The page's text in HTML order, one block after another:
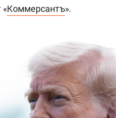
«Коммерсантъ».
Рекомендуем
150 камер до
ID вместо ключа:
безопасность в